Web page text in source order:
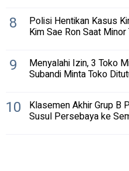
8 Polisi Hentikan Kasus
Kim Sae Ron Saat
9 Menyalahi Izin, 3 Toko
Subandi Minta Toko
10 Klasemen Akhir Grup B
Susul Persebaya ke